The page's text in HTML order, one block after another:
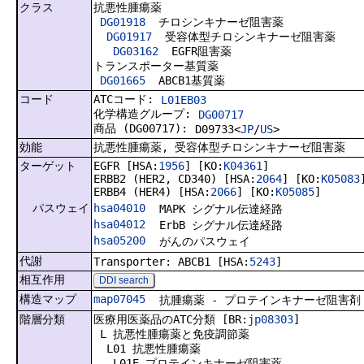
クラス
抗悪性腫瘍薬
DG01918 チロシンキナーゼ阻害薬
DG01917 受容体型チロシンキナーゼ阻害薬
DG03162 EGFR阻害薬
トランスポーター基質薬
DG01665 ABCB1基質薬
コード
ATCコード:
L01EB03
化学構造グループ:
DG00717
商品 (DG00717):
D09733<JP/US>
効能
抗悪性腫瘍薬, 受容体型チロシンキナーゼ阻害薬
ターゲット
EGFR [HSA: 1956] [KO: K04361 ]
ERBB2 (HER2, CD340) [HSA: 2064] [KO: K05083
ERBB4 (HER4) [HSA: 2066] [KO: K05085]
パスウェイ hsa04010
MAPK シグナル伝達経路
hsa04012
ErbB シグナル伝達経路
hsa05200
がんのパスウェイ
代謝
Transporter: ABCB1 [HSA: 5243]
相互作用
DDI search
構造マップ map07045
抗腫瘍薬 - プロテインキナーゼ阻害剤
階層分類
医療用医薬品のATC分類 [BR: jp08303]
L 抗悪性腫瘍薬と免疫調節薬
L01 抗悪性腫瘍薬